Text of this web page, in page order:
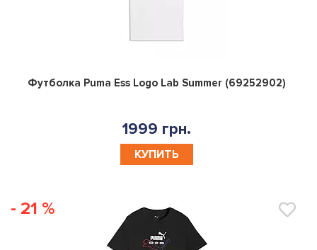
0
Футболка Puma Ess Logo Lab Summer (69252902)
1999 грн.
КУПИТЬ
- 21 %